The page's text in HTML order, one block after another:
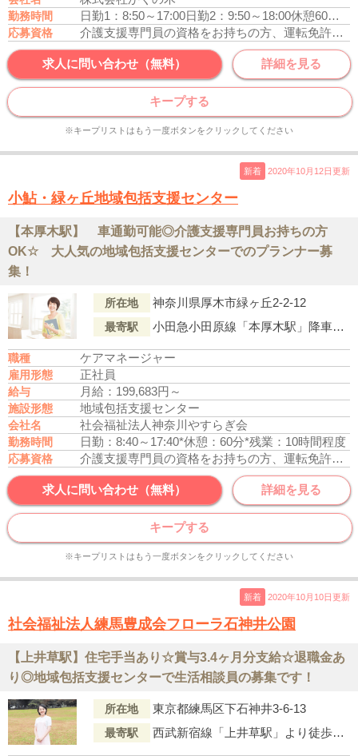
勤務時間 日勤1：8:50～17:00日勤2：9:50～18:00休憩60分
応募資格 介護支援専門員の資格をお持ちの方、運転免許あれば尚可
求人に問い合わせ（無料） 詳細を見る
キープする
※キープリストはもう一度ボタンをクリックしてください
新着 2020年10月12日更新
小鮎・緑ヶ丘地域包括支援センター
【本厚木駅】 車通勤可能◎介護支援専門員お持ちの方
OK☆ 大人気の地域包括支援センターでのプランナー募
集！
所在地 神奈川県厚木市緑ヶ丘2-2-12
最寄駅 小田急小田原線「本厚木駅」降車、神奈川中央交通バス（厚25）「本厚木駅」より乗車9分、「緑ヶ丘中央」下車、徒歩2分 【計 約20分】
職種 ケアマネージャー
雇用形態 正社員
給与 月給：199,683円～
施設形態 地域包括支援センター
会社名 社会福祉法人神奈川やすらぎ会
勤務時間 日勤：8:40～17:40*休憩：60分*残業：10時間程度
応募資格 介護支援専門員の資格をお持ちの方、運転免許あれば尚可
求人に問い合わせ（無料） 詳細を見る
キープする
※キープリストはもう一度ボタンをクリックしてください
新着 2020年10月10日更新
社会福祉法人練馬豊成会フローラ石神井公園
【上井草駅】住宅手当あり☆賞与3.4ヶ月分支給☆退職金あ
り◎地域包括支援センターで生活相談員の募集です！
所在地 東京都練馬区下石神井3-6-13
最寄駅 西武新宿線「上井草駅」より徒歩11分